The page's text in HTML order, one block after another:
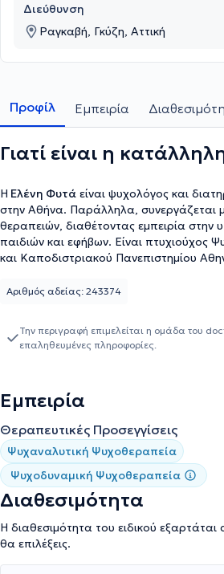
Διεύθυνση
Ραγκαβή, Γκύζη, Αττική
Προφίλ Εμπειρία
Γιατί είναι η
Η Ελένη Φυτά είναι ψυχολόγος και
στην Αθήνα. Παράλληλα, συνεργάζεται
θεραπειών, διαθέτοντας εμπειρία στην
παιδιών και εφήβων. Είναι πτυχιούχος
και Καποδιστριακού Πανεπιστημίου
επιστημονική γνώση με την
και έχει μετεκπαιδευτεί στην Κλινική
παρακολουθώντας το ετήσιο
Πανεπιστημιακό Ινστιτούτο Ψυχικής
όπως το «MindSetGo Therapy» και «The
συνεργασία με φορείς όπως το Ελληνικό
Ευρώπης, όπου προσέφερε ψυχολογική
ενδοοικογενειακής βίας. Ταυτόχρονα,
δράση στον Ελληνικό Ερυθρό Σταυρό και
προγράμματα υποστήριξης προσφύγων
επιδιώκει τη συνεχή επιμόρφωση και
συστηματικά σε επιστημονικά συνέδρια
προσέγγισή της βασίζεται στη σχέση
Αριθμός αδείας: 243374
Την περιγραφή επιμελείται η ομάδα του
επαληθευμένες πληροφορίες.
Εμπειρία
Θεραπευτικές Προσεγγίσεις
Ψυχαναλυτική Ψυχοθεραπεία
Ψυχοδυναμική Ψυχοθεραπεία
Διαθεσιμότητα
Η διαθεσιμότητα του ειδικού
θα επιλέξεις.